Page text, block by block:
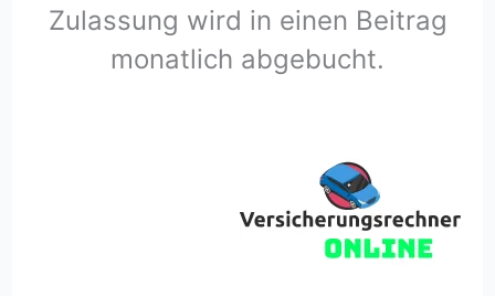
Zulassung wird in einen Beitrag
monatlich abgebucht.